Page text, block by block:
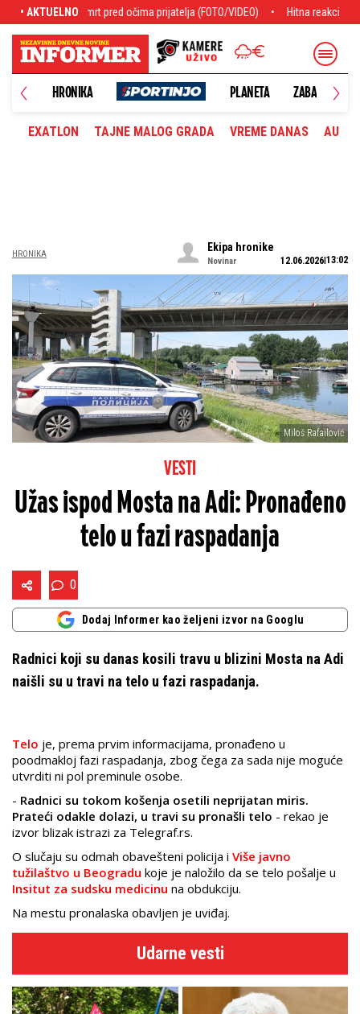
• AKTUELNO
prijatelja (FOTO/VIDEO) Hitna reakcija Moskve: Otkrili šta preti
HRONIKA PLANETA ZABAVA
EXATLON TAJNE MALOG GRADA VREME DANAS
HRONIKA
Ekipa hronike
Novinar 12.06.2026 13:02
Miloš Rafailović
VESTI
Užas ispod Mosta na Adi: Pronađeno
telo u fazi raspadanja
0
Dodaj Informer kao željeni izvor na Googlu
Radnici koji su danas kosili travu u blizini Mosta na Adi
naišli su u travi na telo u fazi raspadanja.
Telo je, prema prvim informacijama, pronađeno u
poodmakloj fazi raspadanja, zbog čega za sada nije moguće
utvrditi ni pol preminule osobe.
- Radnici su tokom košenja osetili neprijatan miris.
Prateći odakle dolazi, u travi su pronašli telo - rekao je
izvor blizak istrazi za Telegraf.rs.
O slučaju su odmah obavešteni policija i Više javno
tužilaštvo u Beogradu koje je naložilo da se telo pošalje u
Insitut za sudsku medicinu na obdukciju.
Na mestu pronalaska obavljen je uviđaj.
Udarne vesti